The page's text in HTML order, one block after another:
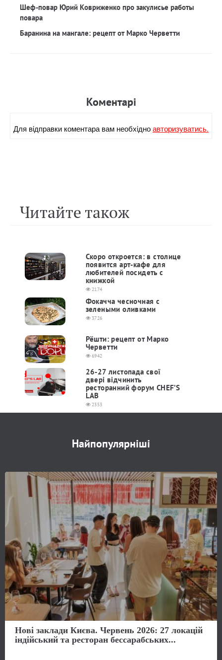
Шеф-повар Юрий Ковриженко про закулисье работы
повара
Баранина на мангале: рецепт от Марко Черветти
Коментарi
Для вiдправки коментара вам необхiдноавторизуватись.
Читайте також
Скоро откроется: в столице
появится арт-кафе для
любителей посидеть с
книжкой
2174
Фокачча чесночная с
зелеными оливками
3726
Рёшти: рецепт от Марко
Черветти
6942
26-27 листопада свої
двері відчинить
ресторанний форум CHEF’S
LAB
2353
Найпопулярніші
Нові заклади Києва. Червень 2026: 27 локацій
індійський та ресторан бессарабських...